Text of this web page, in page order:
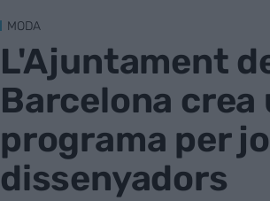
MODA
L'Ajuntament
Barcelona crea
programa per
dissenyadors